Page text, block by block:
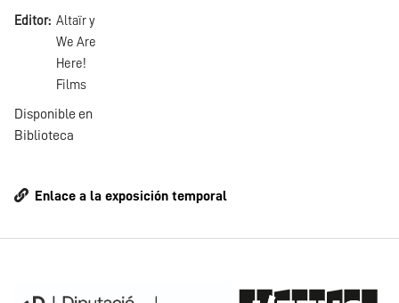
Editor Altaïr y
We Are
Here!
Films
Disponible en
Biblioteca
Enlace a la exposición temporal